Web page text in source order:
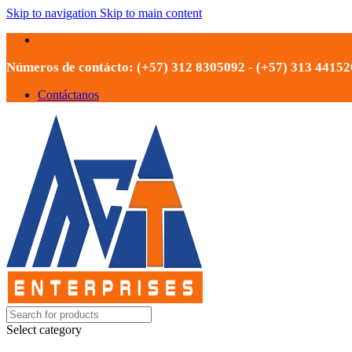
Skip to navigation Skip to main content
Números de contácto: (+57) 312 8305092 - (+57) 313
Contáctanos
Select category